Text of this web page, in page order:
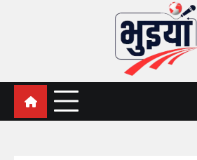
भुइयां,
BHUIYAN, CG BHUIYAN